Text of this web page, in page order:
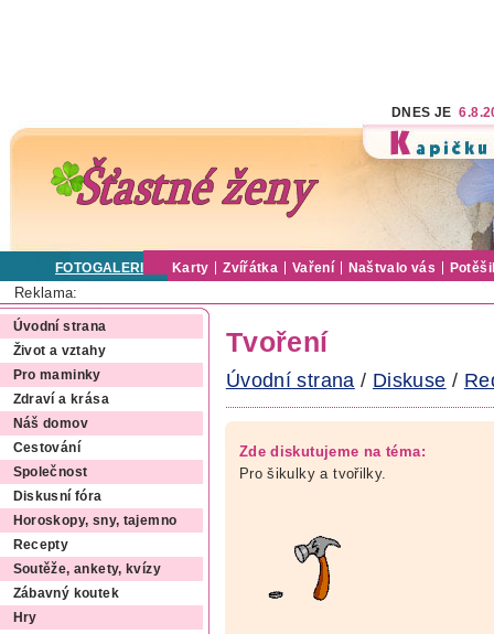
DNES JE
FOTOGALERIE Karty Zvířátka Vaření Naštvalo vás
Reklama:
Úvodní strana
Život a vztahy
Pro maminky
Zdraví a krása
Náš domov
Cestování
Společnost
Diskusní fóra
Horoskopy, sny, tajemno
Recepty
Soutěže, ankety, kvízy
Zábavný koutek
Hry
Tvoření
Úvodní strana / Diskuse /
Zde diskutujeme na téma:
Pro šikulky a tvořilky.